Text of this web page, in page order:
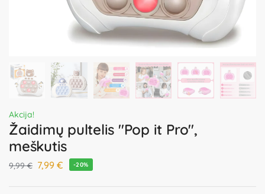
Akcija!
Žaidimų pultelis "Pop it Pro",
meškutis
9,99€ 7,99 € -20%